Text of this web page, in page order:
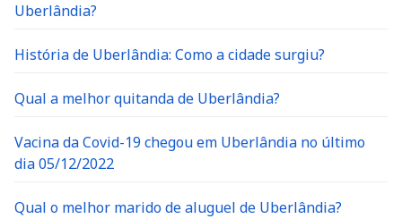
Uberlândia?
História de Uberlândia: Como a cidade surgiu?
Qual a melhor quitanda de Uberlândia?
Vacina da Covid-19 chegou em Uberlândia no último
dia 05/12/2022
Qual o melhor marido de aluguel de Uberlândia?